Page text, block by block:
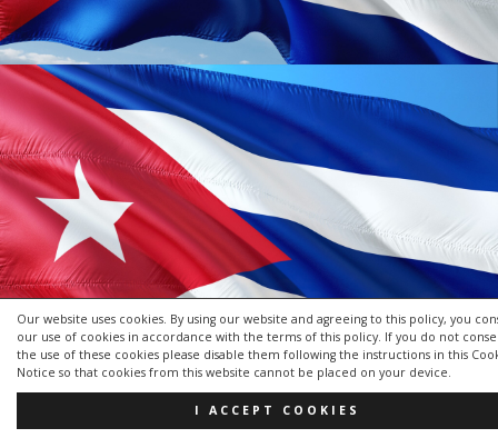
Our website uses cookies. By using our website and agreeing to this policy, you
our use of cookies in accordance with the terms of this policy. If you do not
the use of these cookies please disable them following the instructions in this
Notice so that cookies from this website cannot be placed on your device.
I ACCEPT COOKIES